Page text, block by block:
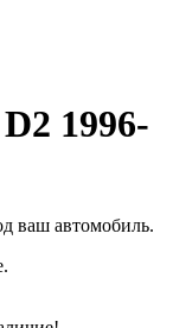
1996-
ваш автомобиль.